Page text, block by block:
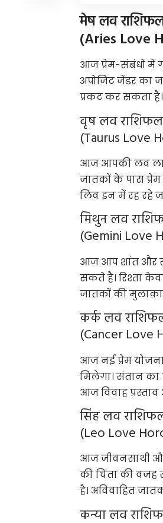
मेष लव
(Aries Love
आज प्रेम-संबंधों में
अपोजिट जेंडर का
प्रकट कर सकता
वृष लव राशिफल
(Taurus Love
आज आपकी लव
जातकों के पास प्रेम
लिव इन में रह रहे
मिथुन लव
(Gemini Love
आज आप शांत और
सकते है। रिश्ता
जातकों की
कर्क लव
(Cancer Love
आज नई प्रेम
मिलेगा। संतान का
आज विवाह
सिंह लव
(Leo Love
आज जीवनसाथी और
की चिंता की वजह
है। अविवाहित
कन्या लव